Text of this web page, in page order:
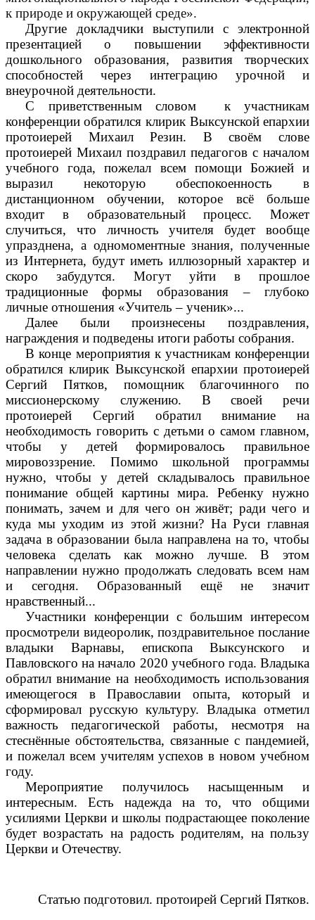
к природе и окружающей среде».
Другие докладчики выступили с электронной
презентацией о повышении эффективности
дошкольного образования, развития творческих
способностей через интеграцию урочной и
внеурочной деятельности.
С приветственным словом к участникам
конференции обратился клирик Выксунской епархии
протоиерей Михаил Резин. В своём слове
протоиерей Михаил поздравил педагогов с началом
учебного года, пожелал всем помощи Божией и
выразил некоторую обеспокоенность в
дистанционном обучении, которое всё больше
входит в образовательный процесс. Может
случиться, что личность учителя будет вообще
упразднена, а одномоментные знания, полученные
из Интернета, будут иметь иллюзорный характер и
скоро забудутся. Могут уйти в прошлое
традиционные формы образования – глубоко
личные отношения «Учитель – ученик»...
Далее были произнесены поздравления,
награждения и подведены итоги работы собрания.
В конце мероприятия к участникам конференции
обратился клирик Выксунской епархии протоиерей
Сергий Пятков, помощник благочинного по
миссионерскому служению. В своей речи
протоиерей Сергий обратил внимание на
необходимость говорить с детьми о самом главном,
чтобы у детей формировалось правильное
мировоззрение. Помимо школьной программы
нужно, чтобы у детей складывалось правильное
понимание общей картины мира. Ребенку нужно
понимать, зачем и для чего он живёт; ради чего и
куда мы уходим из этой жизни? На Руси главная
задача в образовании была направлена на то, чтобы
человека сделать как можно лучше. В этом
направлении нужно продолжать следовать всем нам
и сегодня. Образованный ещё не значит
нравственный...
Участники конференции с большим интересом
просмотрели видеоролик, поздравительное послание
владыки Варнавы, епископа Выксунского и
Павловского на начало 2020 учебного года. Владыка
обратил внимание на необходимость использования
имеющегося в Православии опыта, который и
сформировал русскую культуру. Владыка отметил
важность педагогической работы, несмотря на
стеснённые обстоятельства, связанные с пандемией,
и пожелал всем учителям успехов в новом учебном
году.
Мероприятие получилось насыщенным и
интересным. Есть надежда на то, что общими
усилиями Церкви и школы подрастающее поколение
будет возрастать на радость родителям, на пользу
Церкви и Отечеству.
Статью подготовил. протоирей Сергий Пятков.